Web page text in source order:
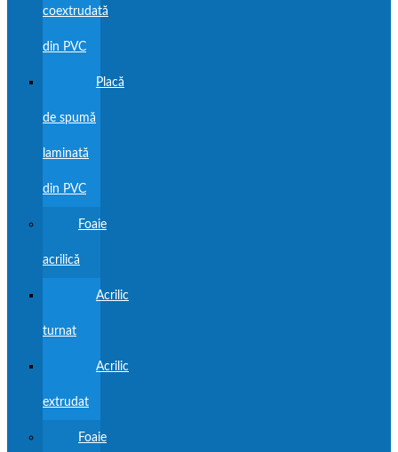
coextrudată
din PVC
Placă
de spumă
laminată
din PVC
Foaie
acrilică
Acrilic
turnat
Acrilic
extrudat
Foaie